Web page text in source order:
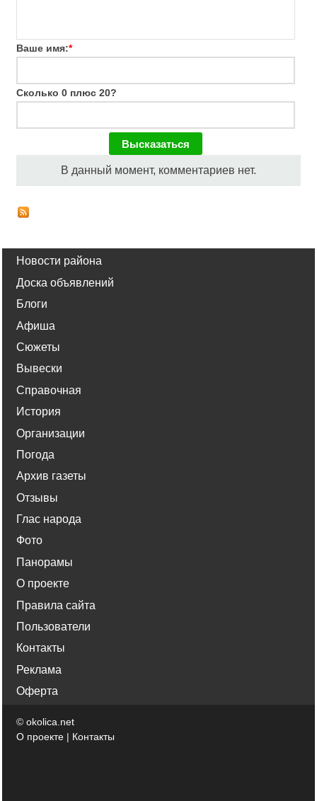
Ваше имя:*
Сколько 0 плюс 20?
В данный момент, комментариев нет.
Новости района
Доска объявлений
Блоги
Афиша
Сюжеты
Вывески
Справочная
История
Организации
Погода
Архив газеты
Отзывы
Глас народа
Фото
Панорамы
О проекте
Правила сайта
Пользователи
Контакты
Реклама
Оферта
© okolica.net
О проекте | Контакты